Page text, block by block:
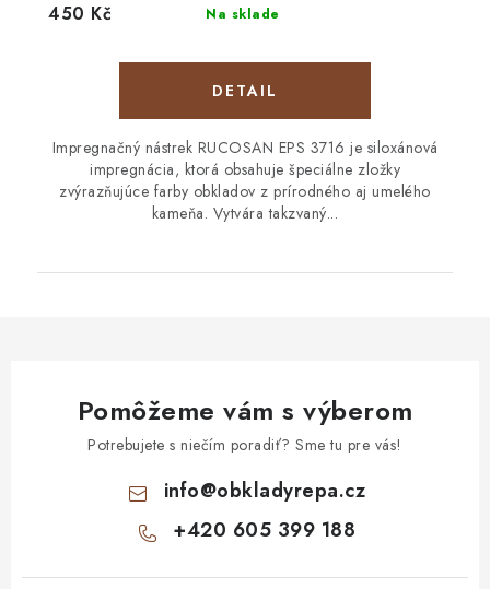
Na sklade
450 Kč
DETAIL
Impregnačný nástrek RUCOSAN EPS 3716 je siloxánová
impregnácia, ktorá obsahuje špeciálne zložky
zvýrazňujúce farby obkladov z prírodného aj umelého
kameňa. Vytvára takzvaný...
Pomôžeme vám s výberom
Potrebujete s niečím poradiť? Sme tu pre vás!
info@obkladyrepa.cz
+420 605 399 188